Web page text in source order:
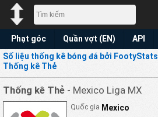
Phạt góc Quần vợt (EN) API
Số liệu thống kê bóng đá bởi FootyStats
Thống kê Thẻ
Thống kê Thẻ - Mexico Liga MX
Quốc gia Mexico